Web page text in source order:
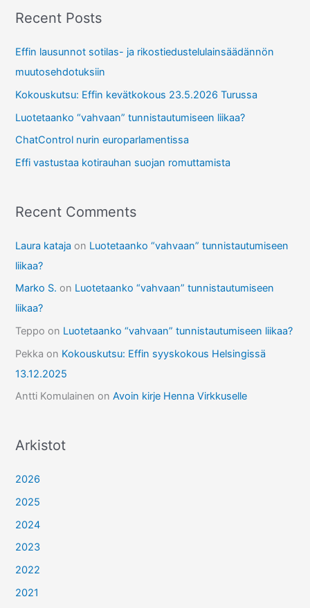
r
h
f
o
r
:
Recent Posts
Effin lausunnot sotilas- ja rikostiedustelulainsäädännön
muutosehdotuksiin
Kokouskutsu: Effin kevätkokous 23.5.2026 Turussa
Luotetaanko “vahvaan” tunnistautumiseen liikaa?
ChatControl nurin europarlamentissa
Effi vastustaa kotirauhan suojan romuttamista
Recent Comments
Laura kataja on Luotetaanko “vahvaan” tunnistautumiseen
liikaa?
Marko S. on Luotetaanko “vahvaan” tunnistautumiseen
liikaa?
Teppo on Luotetaanko “vahvaan” tunnistautumiseen liikaa?
Pekka on Kokouskutsu: Effin syyskokous Helsingissä
13.12.2025
Antti Komulainen onAvoin kirje Henna Virkkuselle
Arkistot
2026
2025
2024
2023
2022
2021